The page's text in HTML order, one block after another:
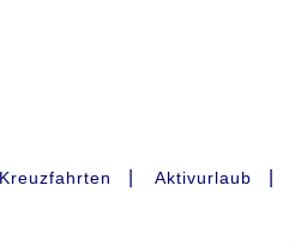
Kreuzfahrten Aktivurlaub